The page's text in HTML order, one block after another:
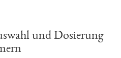
und Dosierung